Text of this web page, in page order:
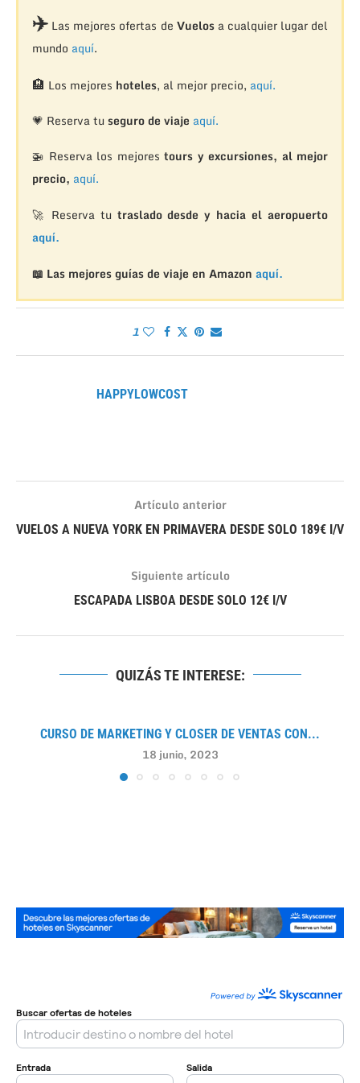
✈️Las mejores ofertas de Vuelosa cualquier lugar del
mundo aquí.
🏨 Los mejores hoteles, al mejor precio, aquí.
💗 Reserva tu seguro de viaje aquí.
🚁 Reserva los mejorestours y excursiones, al mejor
precio, aquí.
🚀 Reserva tu traslado desde y hacia el aeropuerto
aquí.
📖 Las mejores guías de viaje en Amazon aquí.
1
HAPPYLOWCOST
Artículo anterior
VUELOS A NUEVA YORK EN PRIMAVERA DESDE SOLO 189€ I/V
Siguiente artículo
ESCAPADA LISBOA DESDE SOLO 12€ I/V
QUIZÁS TE INTERESE:
CURSO DE MARKETING Y CLOSER DE VENTAS CON...
18 junio, 2023